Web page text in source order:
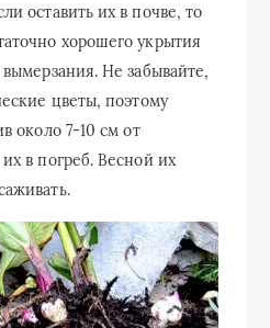
оставить их в почве, то
хорошего укрытия
Не забывайте,
цветы, поэтому
около 7-10 см от
в погреб. Весной их